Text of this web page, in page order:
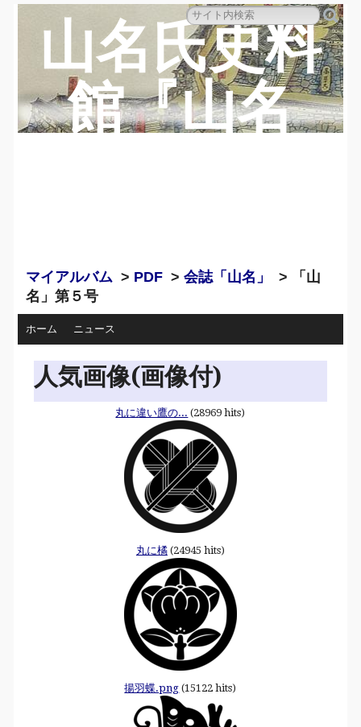
山名氏史料
館『山名
マイアルバム > PDF >会誌「山名」
> 「山
名」第５号
ホーム ニュース
人気画像(画像付)
丸に違い鷹の... (28969 hits)
丸に橘(24945 hits)
揚羽蝶.png (15122 hits)